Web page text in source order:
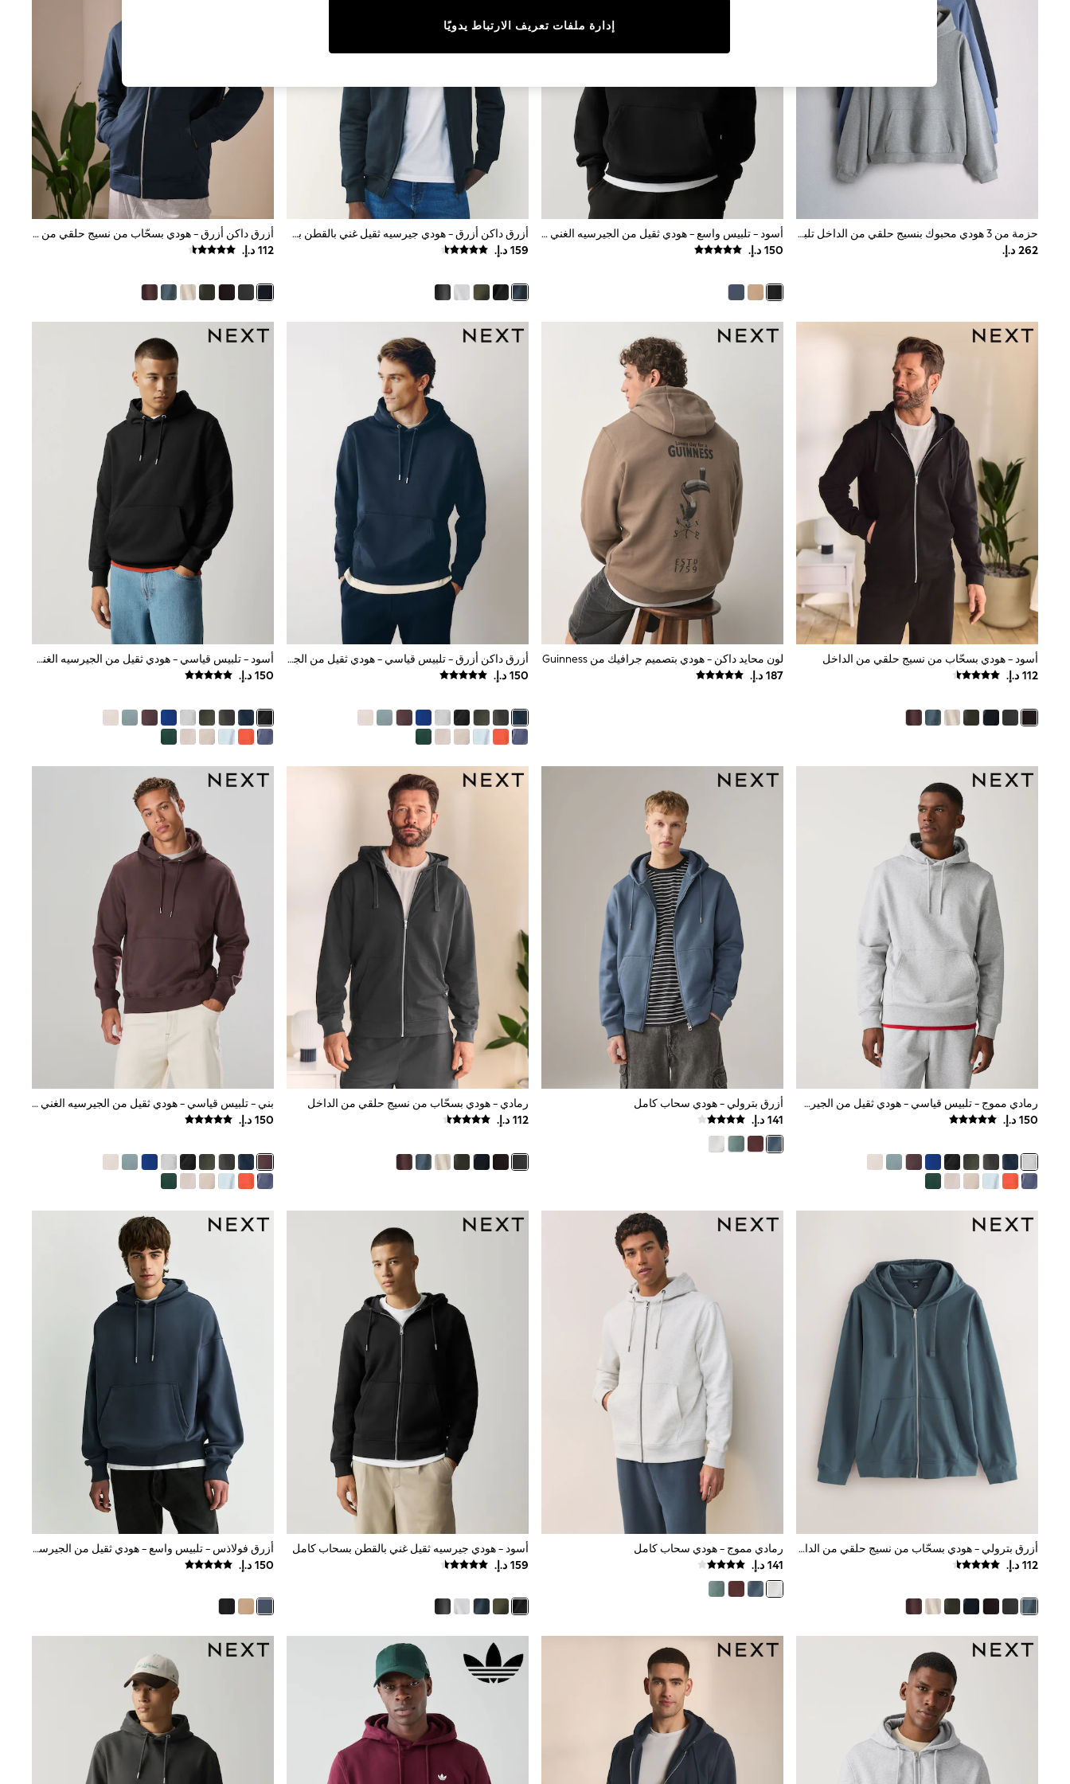
Sandals & Sliders
Jumpsuits & Playsuits
Shorts & Skirts
Sun Safe
Sun Hats & Caps
Sunglasses
Women's Holiday Shop
Women's Travel Styles
Dresses
Occasionwear
Linen Collection
Tops & T-Shirts
Swimwear
Jumpsuits & Playsuits
Beachwear
Sun Hats & Caps
Resort Styles
Boys' Holiday Shop
Boys' Travel Styles
Sunset Styles
Occasionwear
Sets & Outfits
Linen Collection
Tops & T-Shirts
Shirts
Polo Shirts
Swimwear
Shorts
Sandals & Clogs
Sun Safe
Rash Vests
Sun Hats & Caps
Sunglasses
Baby Holiday Shop
Baby Summer Nightwear
Occasionwear
Dresses
Sets & Outfits
Rompers
Sandals
Sun Hats & Caps
Mens' Holiday Shop
Linen Collection
Polo Shirts
Tops & T-Shirts
Trousers & Chinos
Sandals
Shorts
Swimwear
Hats & Caps
Vests
Sunglasses
Beach Towels
Bags
Travel Bags
Luggage
Angel & Rocket
B by Ted Baker
Baker by Ted Baker
Boden
Lipsy
Love & Roses
Mint Velvet
Monsoon
River Island
All Boys Schoolwear
Shoes
Trousers
Shirts
Polo Shirts
Coats & Jackets
Underwear
Socks
Multipacks
All Boys Sport & Swimwear
Trainers & Pumps
Swimwear
Tops
Shorts
Joggers
adidas
All Girls Schoolwear
Shoes
Dresses
Trousers
Polo Shirts
Sweatshirts
Cardigans
Socks & Tights
All Girls Sports & Swimwear
Trainers & Pumps
Swimwear
Nike
Shop All
حزمة من 3 هودي محبوك بنسيج حلقي من الداخل تلبيس مريح من The Set
أسود - تلبيس واسع - هودي ثقيل من الجيرسيه الغني بالقطن
أزرق داكن أزرق - هودي جيرسيه ثقيل غني بالقطن بسحاب كامل
أزرق داكن أزرق - هودي بسحّاب من نسيج حلقي من الداخل
أسود - هودي بسحّاب من نسيج حلقي من الداخل
لون محايد داكن - هودي بتصميم جرافيك من Guinness
أزرق داكن أزرق - تلبيس قياسي - هودي ثقيل من الجيرسيه الغني بالقطن
أسود - تلبيس قياسي - هودي ثقيل من الجيرسيه الغني بالقطن
رمادي مموج - تلبيس قياسي - هودي ثقيل من الجيرسيه الغني بالقطن
أزرق بترولي - هودي سحاب كامل
رمادي - هودي بسحّاب من نسيج حلقي من الداخل
بني - تلبيس قياسي - هودي ثقيل من الجيرسيه الغني بالقطن
أزرق بترولي - هودي بسحّاب من نسيج حلقي من الداخل
رمادي مموج - هودي سحاب كامل
أسود - هودي جيرسيه ثقيل غني بالقطن بسحاب كامل
أزرق فولاذس - تلبيس واسع - هودي ثقيل من الجيرسيه الغني بالقطن
إدارة ملفات تعريف الارتباط يدويًا